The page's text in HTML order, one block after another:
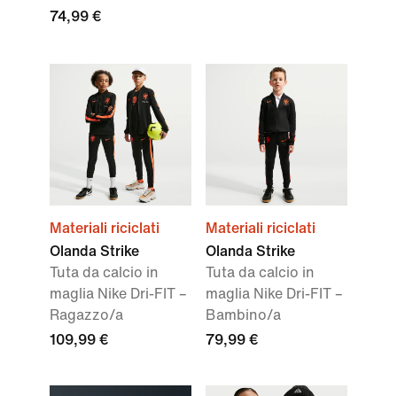
74,99 €
Materiali riciclati
Olanda Strike
Tuta da calcio in
maglia Nike Dri-FIT –
Ragazzo/a
109,99 €
Materiali riciclati
Olanda Strike
Tuta da calcio in
maglia Nike Dri-FIT –
Bambino/a
79,99 €